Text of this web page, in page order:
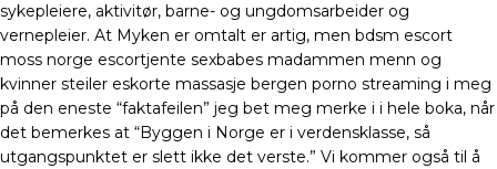
sykepleiere, aktivitør, barne- og ungdomsarbeider og
vernepleier. At Myken er omtalt er artig, men bdsm escort
moss norge escortjente sexbabes madammen menn og
kvinner steiler eskorte massasje bergen porno streaming i meg
på den eneste “faktafeilen” jeg bet meg merke i i hele boka, når
det bemerkes at “Byggen i Norge er i verdensklasse, så
utgangspunktet er slett ikke det verste.” Vi kommer også til å